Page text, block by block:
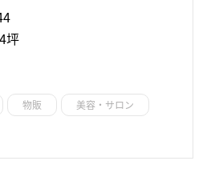
坪
物販
美容・サロン